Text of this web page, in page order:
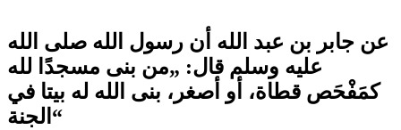
عن جابر بن عبد الله أن رسول الله صلى الله
عليه وسلم قال: „من بنى مسجدًا لله
كمَفْحَص قطاة، أو أصغر، بنى الله له بيتا في
الجنة“